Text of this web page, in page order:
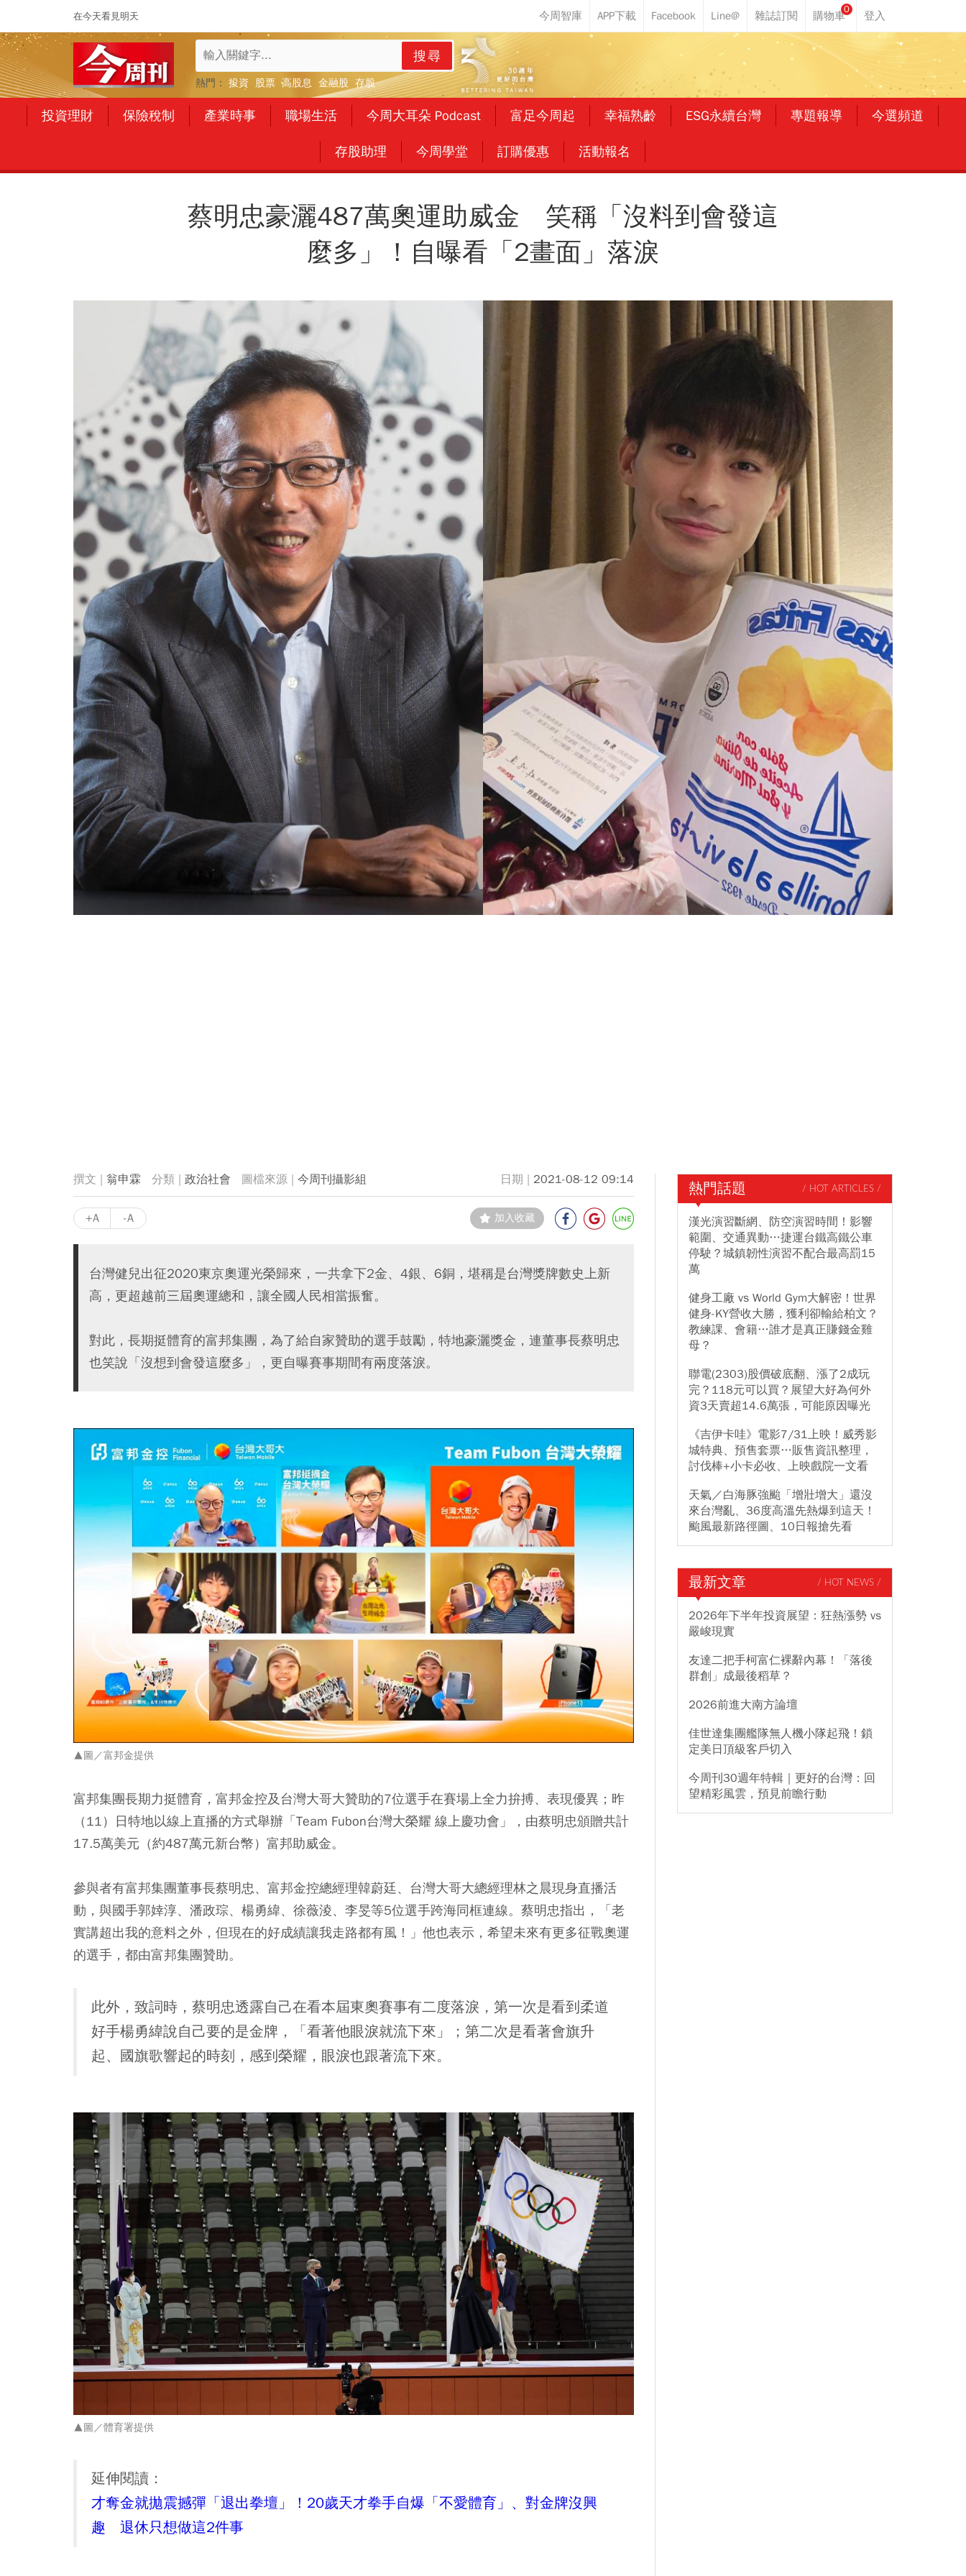
在今天看見明天
0
搜尋
熱門： 投資 股票 高股息 金融股 存股
投資理財 保險稅制 產業時事 職場生活 今周大耳朵 Podcast 富足今周起 幸福熟齡 ESG永續台灣 專題報導 今選頻道
存股助理 今周學堂 訂購優惠 活動報名
蔡明忠豪灑487萬奧運助威金 笑稱「沒料到會發這
麼多」！自曝看「2畫面」落淚
翁申霖 政治社會 今周刊攝影組 2021-08-12 09:14
+A -A 加入收藏
台灣健兒出征2020東京奧運光榮歸來，一共拿下2金、4銀、6銅，堪稱是台灣獎牌數史上新
高，更超越前三屆奧運總和，讓全國人民相當振奮。
對此，長期挺體育的富邦集團，為了給自家贊助的選手鼓勵，特地豪灑獎金，連董事長蔡明忠
也笑說「沒想到會發這麼多」，更自曝賽事期間有兩度落淚。
▲圖／富邦金提供
富邦集團長期力挺體育，富邦金控及台灣大哥大贊助的7位選手在賽場上全力拚搏、表現優異；昨
（11）日特地以線上直播的方式舉辦「Team Fubon台灣大榮耀 線上慶功會」，由蔡明忠頒贈共計
17.5萬美元（約487萬元新台幣）富邦助威金。
參與者有富邦集團董事長蔡明忠、富邦金控總經理韓蔚廷、台灣大哥大總經理林之晨現身直播活
動，與國手郭婞淳、潘政琮、楊勇緯、徐薇淩、李旻等5位選手跨海同框連線。蔡明忠指出，「老
實講超出我的意料之外，但現在的好成績讓我走路都有風！」他也表示，希望未來有更多征戰奧運
的選手，都由富邦集團贊助。
此外，致詞時，蔡明忠透露自己在看本屆東奧賽事有二度落淚，第一次是看到柔道
好手楊勇緯說自己要的是金牌，「看著他眼淚就流下來」；第二次是看著會旗升
起、國旗歌響起的時刻，感到榮耀，眼淚也跟著流下來。
▲圖／體育署提供
延伸閱讀：
才奪金就拋震撼彈「退出拳壇」！20歲天才拳手自爆「不愛體育」、對金牌沒興
趣 退休只想做這2件事
熱門話題 / HOT ARTICLES /
漢光演習斷網、防空演習時間！影響
範圍、交通異動…捷運台鐵高鐵公車
停駛？城鎮韌性演習不配合最高罰15
萬
健身工廠 vs World Gym大解密！世界
健身-KY營收大勝，獲利卻輸給柏文？
教練課、會籍…誰才是真正賺錢金雞
母？
聯電(2303)股價破底翻、漲了2成玩
完？118元可以買？展望大好為何外
資3天賣超14.6萬張，可能原因曝光
《吉伊卡哇》電影7/31上映！威秀影
城特典、預售套票…販售資訊整理，
討伐棒+小卡必收、上映戲院一文看
天氣／白海豚強颱「增壯增大」還沒
來台灣亂、36度高溫先熱爆到這天！
颱風最新路徑圖、10日報搶先看
最新文章 / HOT NEWS /
2026年下半年投資展望：狂熱漲勢 vs
嚴峻現實
友達二把手柯富仁裸辭內幕！「落後
群創」成最後稻草？
2026前進大南方論壇
佳世達集團艦隊無人機小隊起飛！鎖
定美日頂級客戶切入
今周刊30週年特輯｜更好的台灣：回
望精彩風雲，預見前瞻行動